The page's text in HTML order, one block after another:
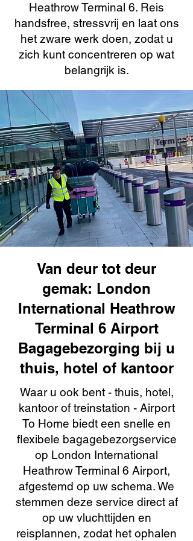
Heathrow Terminal 6. Reis
handsfree, stressvrij en laat ons
het zware werk doen, zodat u
zich kunt concentreren op wat
belangrijk is.
Van deur tot deur
gemak: London
International Heathrow
Terminal 6 Airport
Bagagebezorging bij u
thuis, hotel of kantoor
Waar u ook bent - thuis, hotel,
kantoor of treinstation - Airport
To Home biedt een snelle en
flexibele bagagebezorgservice
op London International
Heathrow Terminal 6 Airport,
afgestemd op uw schema. We
stemmen deze service direct af
op uw vluchttijden en
reisplannen, zodat het ophalen